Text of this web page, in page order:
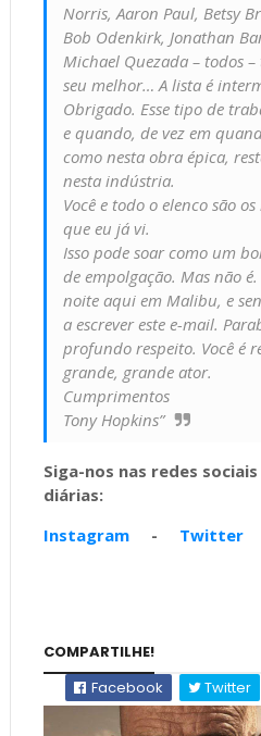
Norris, Aaron Paul, Betsy
Bob Odenkirk, Jonathan
Michael Quezada – todos
seu melhor… A lista é
Obrigado. Esse tipo de
e quando, de vez em
como nesta obra épica,
nesta indústria.
Você e todo o elenco são
que eu já vi.
Isso pode soar como um
de empolgação. Mas não
noite aqui em Malibu, e
a escrever este e-mail.
profundo respeito. Você é
grande, grande ator.
Cumprimentos
Tony Hopkins”
Siga-nos nas redes
diárias:
Instagram- Twitter
COMPARTILHE!
Facebook
Twitter